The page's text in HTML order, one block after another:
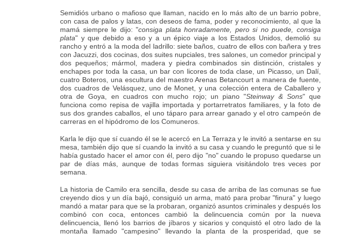
Semidiós urbano o mafioso que llaman, nacido en lo más alto de un barrio pobre,
con casa de palos y latas, con deseos de fama, poder y reconocimiento, al que la
mamá siempre le dijo: "consiga plata honradamente, pero si no puede, consiga
plata" y que debido a eso y a un épico viaje a los Estados Unidos, demolió su
rancho y entró a la moda del ladrillo: siete baños, cuatro de ellos con bañera y tres
con Jacuzzi, dos cocinas, dos suites nupciales, tres salones, un comedor principal y
dos pequeños; mármol, madera y piedra combinados sin distinción, cristales y
enchapes por toda la casa, un bar con licores de toda clase, un Picasso, un Dalí,
cuatro Boteros, una escultura del maestro Arenas Betancourt a manera de fuente,
dos cuadros de Velásquez, uno de Monet, y una colección entera de Caballero y
otra de Goya, en cuadros con mucho rojo; un piano "Steinway & Sons" que
funciona como repisa de vajilla importada y portarretratos familiares, y la foto de
sus dos grandes caballos, el uno táparo para arrear ganado y el otro campeón de
carreras en el hipódromo de los Comuneros.
Karla le dijo que sí cuando él se le acercó en La Terraza y le invitó a sentarse en su
mesa, también dijo que sí cuando la invitó a su casa y cuando le preguntó que si le
había gustado hacer el amor con él, pero dijo "no" cuando le propuso quedarse un
par de días más, aunque de todas formas siguiera visitándolo tres veces por
semana.
La historia de Camilo era sencilla, desde su casa de arriba de las comunas se fue
creyendo dios y un día bajó, consiguió un arma, mató para probar "finura" y luego
mandó a matar para que se la probaran, organizó asuntos criminales y después los
combinó con coca, entonces cambió la delincuencia común por la nueva
delincuencia, llenó los barrios de jíbaros y sicarios y conquistó el otro lado de la
montaña llamado "campesino" llevando la planta de la prosperidad, que se